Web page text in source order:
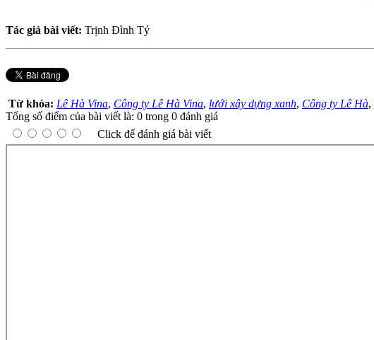
Tác giả bài viết: Trịnh Đình Tý
Từ khóa: Lê Hà Vina, Công ty Lê Hà Vina, lưới xây dựng xanh, Công ty Lê Hà,
Tổng số điểm của bài viết là: 0 trong 0 đánh giá
Click để đánh giá bài viết